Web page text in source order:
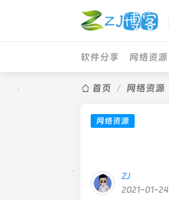
软件分享 网络资源
首页 / 网络资源
网络资源
ZJ
2021-01-24